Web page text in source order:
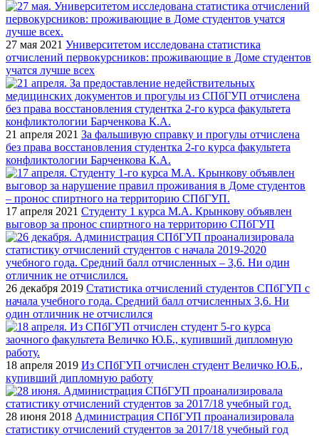
27 мая 2021 Университетом исследована статистика
отчислений первокурсников: проживающие в Доме студентов
учатся лучше всех
21 апреля 2021 За фальшивую справку и прогулы отчислена
без права восстановления студентка 2-го курса факультета
конфликтологии Барченкова К.А.
17 апреля 2021 Студенту 1 курса М.А. Крынкову объявлен
выговор за пронос спиртного на территорию СПбГУП
26 декабря 2019 Статистика отчислений студентов СПбГУП с
начала учебного года. Средний балл отчисленных 3,6. Ни
один отличник не отчислился
18 апреля 2019 Из СПбГУП отчислен студент Величко Ю.Б.,
купивший дипломную работу
28 июня 2018 Администрация СПбГУП проанализировала
статистику отчислений студентов за 2017/18 учебный год